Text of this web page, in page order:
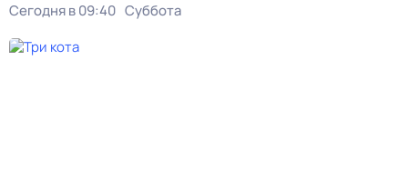
Сегодня в 09:40 Суббота